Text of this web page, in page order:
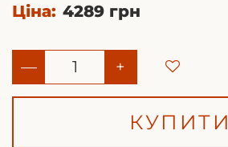
Ціна: 4289 грн
— +
КУПИТИ